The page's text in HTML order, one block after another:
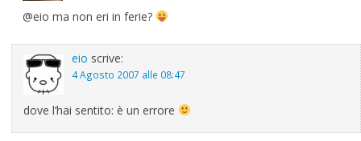
@eio ma non eri in ferie?
eio scrive:
4 Agosto 2007 alle 08:47
dove l’hai sentito: è un errore